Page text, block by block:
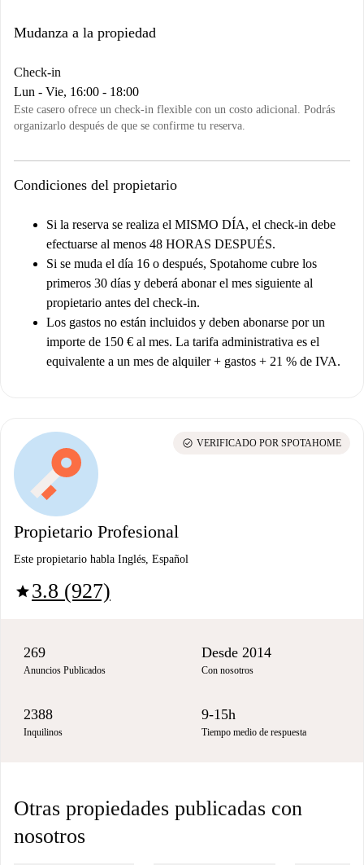
Mudanza a la propiedad
Check-in
Lun - Vie, 16:00 - 18:00
Este casero ofrece un check-in flexible con un costo adicional. Podrás
organizarlo después de que se confirme tu reserva.
Condiciones del propietario
Si la reserva se realiza el MISMO DÍA, el check-in debe
efectuarse al menos 48 HORAS DESPUÉS.
Si se muda el día 16 o después, Spotahome cubre los
primeros 30 días y deberá abonar el mes siguiente al
propietario antes del check-in.
Los gastos no están incluidos y deben abonarse por un
importe de 150 € al mes. La tarifa administrativa es el
equivalente a un mes de alquiler + gastos + 21 % de IVA.
Propietario Profesional
Este propietario habla Inglés, Español
star3.8 (927)
check_circle VERIFICADO POR SPOTAHOME
269
Anuncios Publicados
Desde 2014
Con nosotros
2388
Inquilinos
9-15h
Tiempo medio de respuesta
Otras propiedades publicadas con
nosotros